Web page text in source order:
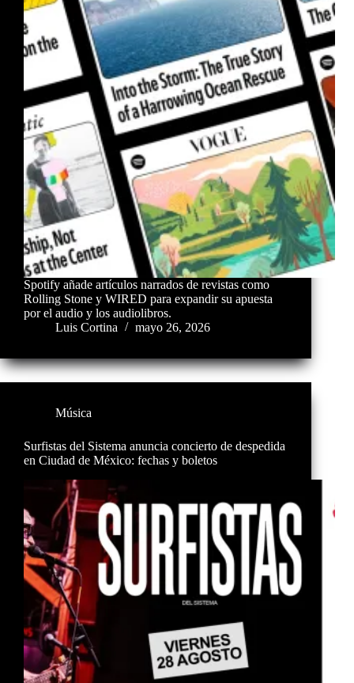
Spotify añade artículos narrados de revistas como
Rolling Stone y WIRED para expandir su apuesta
por el audio y los audiolibros.
Luis Cortina
mayo 26, 2026
Música
Surfistas del Sistema anuncia concierto de despedida
en Ciudad de México: fechas y boletos